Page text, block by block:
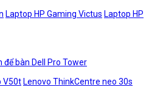
Laptop HP Gaming Victus Laptop HP
để bàn Dell Pro Tower
V50t Lenovo ThinkCentre neo 30s